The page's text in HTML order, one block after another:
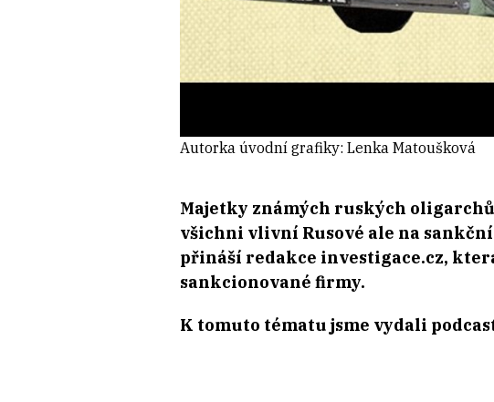
Autorka úvodní grafiky: Lenka Matoušková
Majetky známých ruských
všichni vlivní Rusové ale na
přináší redakce investigace.cz,
sankcionované firmy.
K tomuto tématu jsme vydali